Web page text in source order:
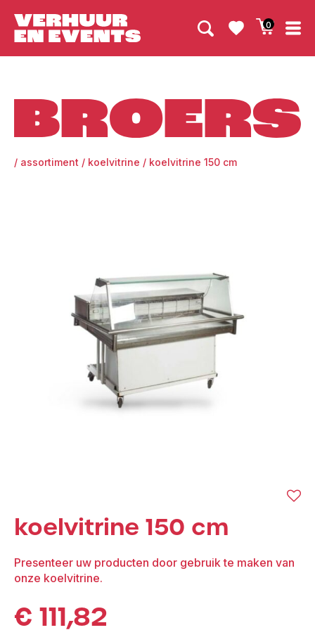
0
/ assortiment / koelvitrine / koelvitrine 150 cm
koelvitrine 150 cm
Presenteer uw producten door gebruik te maken van
onze koelvitrine.
€ 111,82